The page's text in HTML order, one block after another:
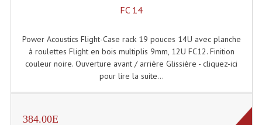
Structure Echelle 290 Asd
Structures
Structures Carrées
FC 14
Power Acoustics Flight-Case rack 19 pouces 14U avec planche
à roulettes Flight en bois multiplis 9mm, 12U FC12. Finition
couleur noire. Ouverture avant / arrière Glissière - cliquez-ici
pour lire la suite...
384.00E